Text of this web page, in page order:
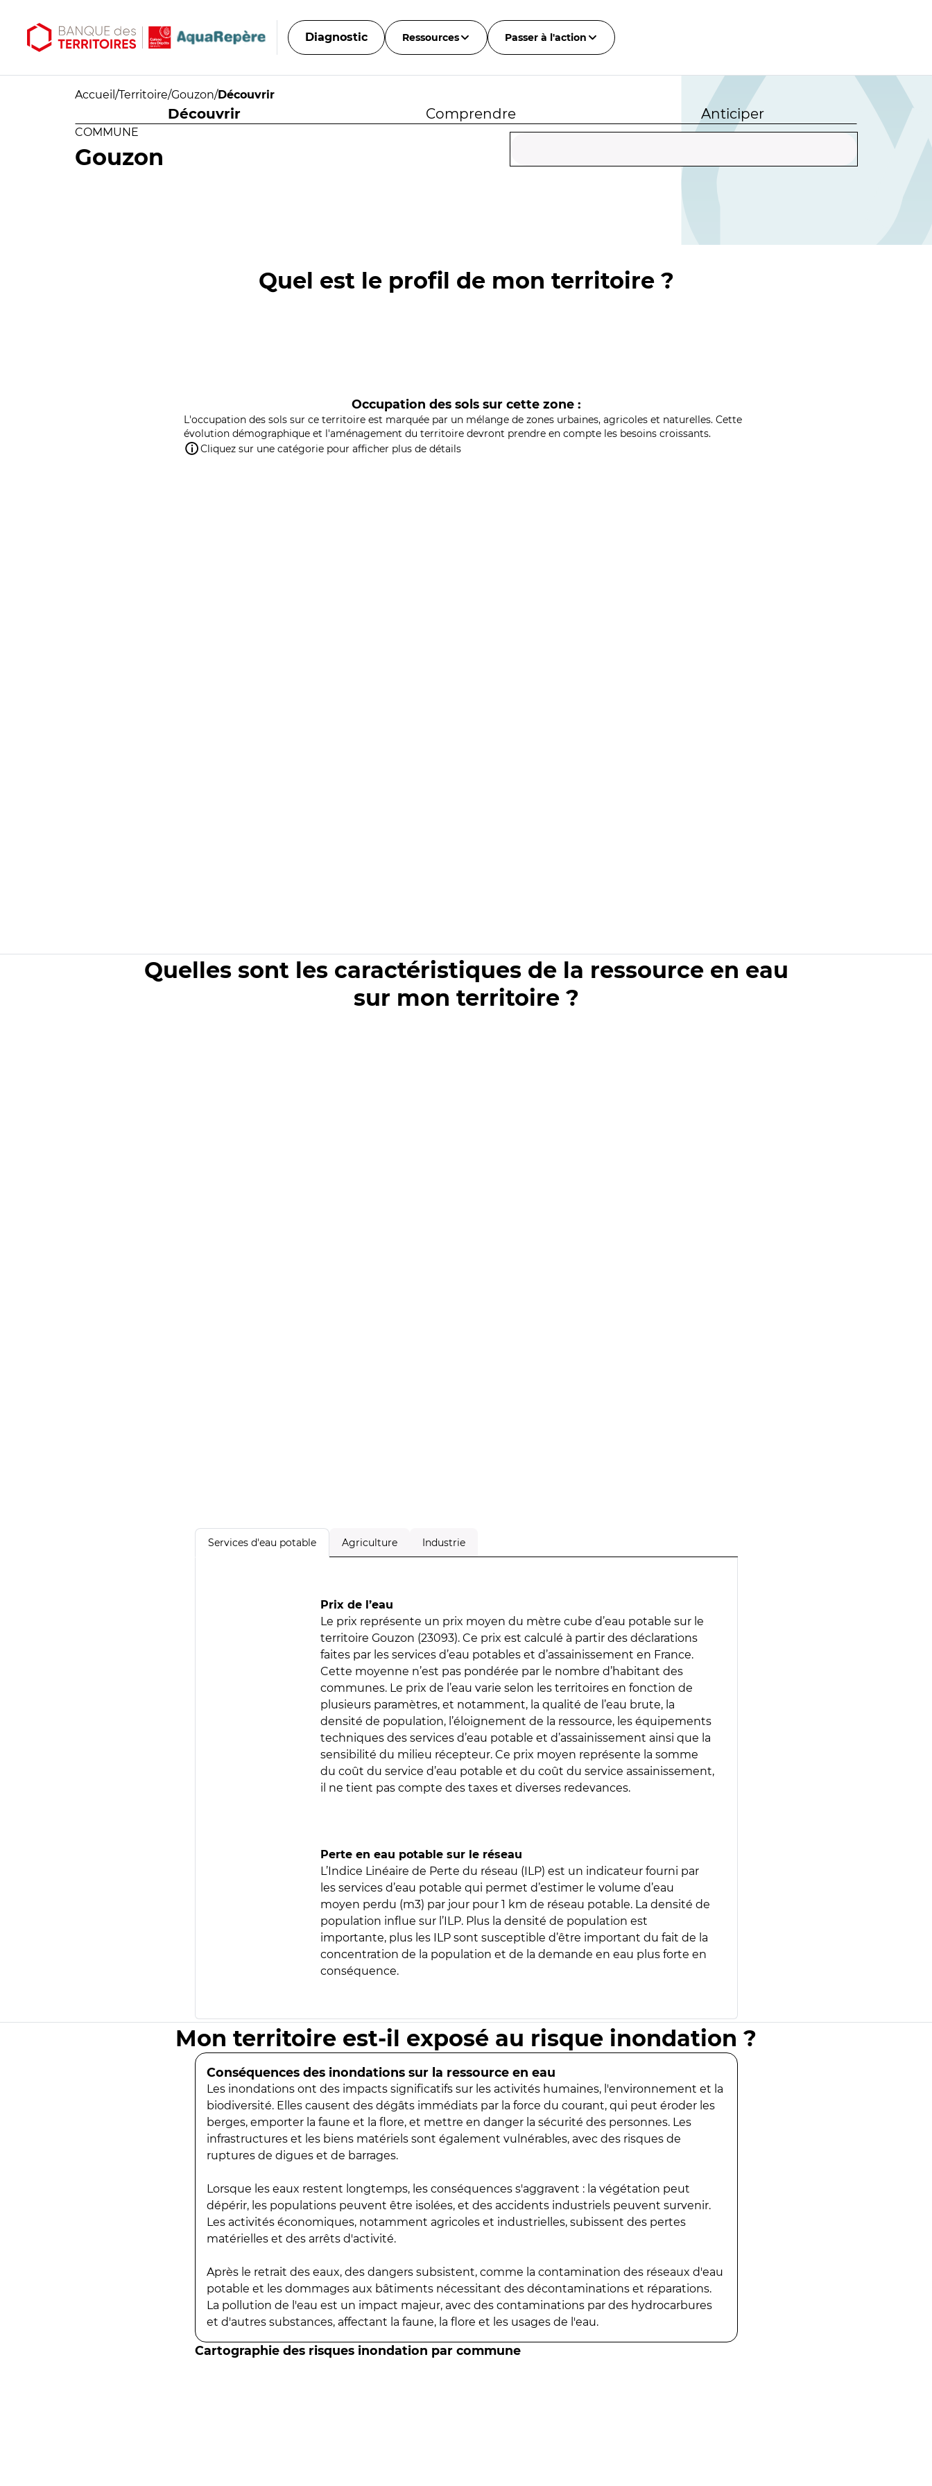
Diagnostic Ressources Passer à l'action
Accueil /Territoire/Gouzon/Découvrir
Découvrir Comprendre Anticiper
COMMUNE
Gouzon
Quel est le profil de mon territoire ?
Occupation des sols sur cette zone :
L'occupation des sols sur ce territoire est marquée par un mélange de zones urbaines, agricoles et naturelles. Cette
évolution démographique et l'aménagement du territoire devront prendre en compte les besoins croissants.
Cliquez sur une catégorie pour afficher plus de détails
Quelles sont les caractéristiques de la ressource en eau
sur mon territoire ?
Services d'eau potable Agriculture Industrie
Prix de l’eau
Le prix représente un prix moyen du mètre cube d’eau potable sur le
territoire Gouzon (23093). Ce prix est calculé à partir des déclarations
faites par les services d’eau potables et d’assainissement en France.
Cette moyenne n’est pas pondérée par le nombre d’habitant des
communes. Le prix de l’eau varie selon les territoires en fonction de
plusieurs paramètres, et notamment, la qualité de l’eau brute, la
densité de population, l’éloignement de la ressource, les équipements
techniques des services d’eau potable et d’assainissement ainsi que la
sensibilité du milieu récepteur. Ce prix moyen représente la somme
du coût du service d’eau potable et du coût du service assainissement,
il ne tient pas compte des taxes et diverses redevances.
Perte en eau potable sur le réseau
L’Indice Linéaire de Perte du réseau (ILP) est un indicateur fourni par
les services d’eau potable qui permet d’estimer le volume d’eau
moyen perdu (m3) par jour pour 1 km de réseau potable. La densité de
population influe sur l’ILP. Plus la densité de population est
importante, plus les ILP sont susceptible d’être important du fait de la
concentration de la population et de la demande en eau plus forte en
conséquence.
Mon territoire est-il exposé au risque inondation ?
Conséquences des inondations sur la ressource en eau
Les inondations ont des impacts significatifs sur les activités humaines, l'environnement et la
biodiversité. Elles causent des dégâts immédiats par la force du courant, qui peut éroder les
berges, emporter la faune et la flore, et mettre en danger la sécurité des personnes. Les
infrastructures et les biens matériels sont également vulnérables, avec des risques de
ruptures de digues et de barrages.
Lorsque les eaux restent longtemps, les conséquences s'aggravent : la végétation peut
dépérir, les populations peuvent être isolées, et des accidents industriels peuvent survenir.
Les activités économiques, notamment agricoles et industrielles, subissent des pertes
matérielles et des arrêts d'activité.
Après le retrait des eaux, des dangers subsistent, comme la contamination des réseaux d'eau
potable et les dommages aux bâtiments nécessitant des décontaminations et réparations.
La pollution de l'eau est un impact majeur, avec des contaminations par des hydrocarbures
et d'autres substances, affectant la faune, la flore et les usages de l'eau.
Cartographie des risques inondation par commune